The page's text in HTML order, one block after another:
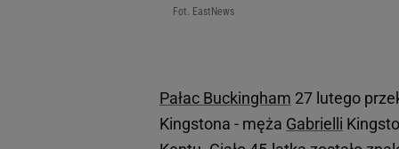
Fot. EastNews
Pałac Buckingham 27 lutego
Kingstona - męża Gabrielli